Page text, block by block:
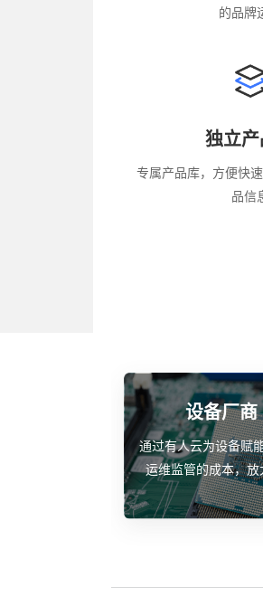
的品牌
独立
专属产品库，方便快
品信
设备厂商
通过有人云为设备赋
运维监管的成本，放